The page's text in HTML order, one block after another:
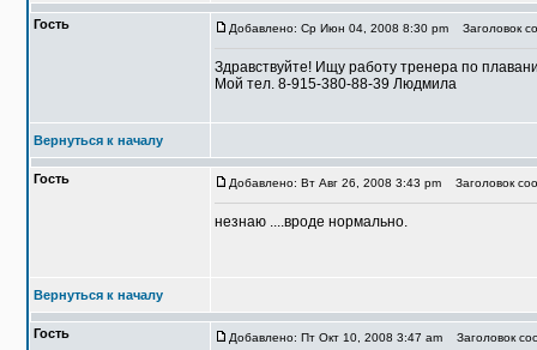
Гость Добавлено: Ср Июн 04, 2008 8:30 pm Заголовок
Здравствуйте! Ищу работу тренера по
Мой тел. 8-915-380-88-39 Людмила
Вернуться к началу
Гость Добавлено: Вт Авг 26, 2008 3:43 pm Заголовок
незнаю ....вроде нормально.
Вернуться к началу
Гость Добавлено: Пт Окт 10, 2008 3:47 am Заголовок